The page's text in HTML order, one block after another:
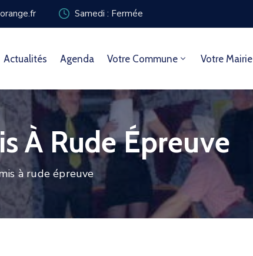
Samedi : Fermée
Actualités Agenda Votre Commune Votre Mairie
À Rude Épreuve
à rude épreuve